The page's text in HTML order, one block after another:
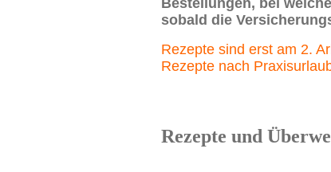
sobald die
Rezepte sind erst am 2.
Rezepte nach
Rezepte und